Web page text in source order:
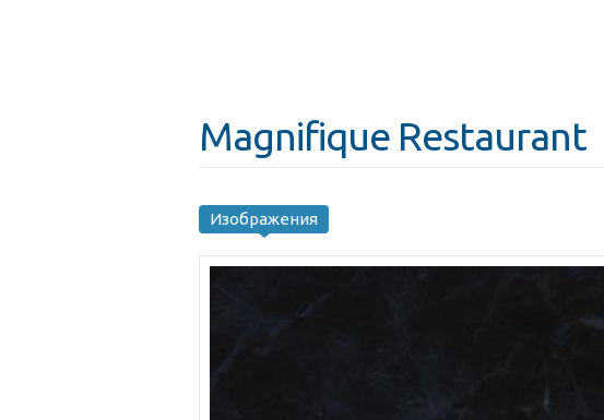
Magnifique Restaurant
Изображения